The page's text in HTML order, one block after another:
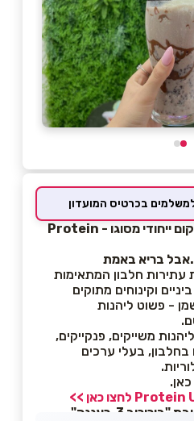
בלב העיר רעננה נפתח מקום ייחודי מסוגו - Protein
בריא באמת
חלבון המתאימות
וקינוחים מתוקים
- פשוט ליהנות
משייקים, פנקייקים,
בחלבון, בעלי ערכים
3, רעננה"